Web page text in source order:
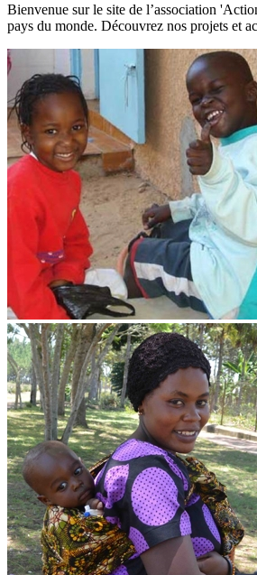
Bienvenue sur le site de l’association
pays du monde. Découvrez nos projets et